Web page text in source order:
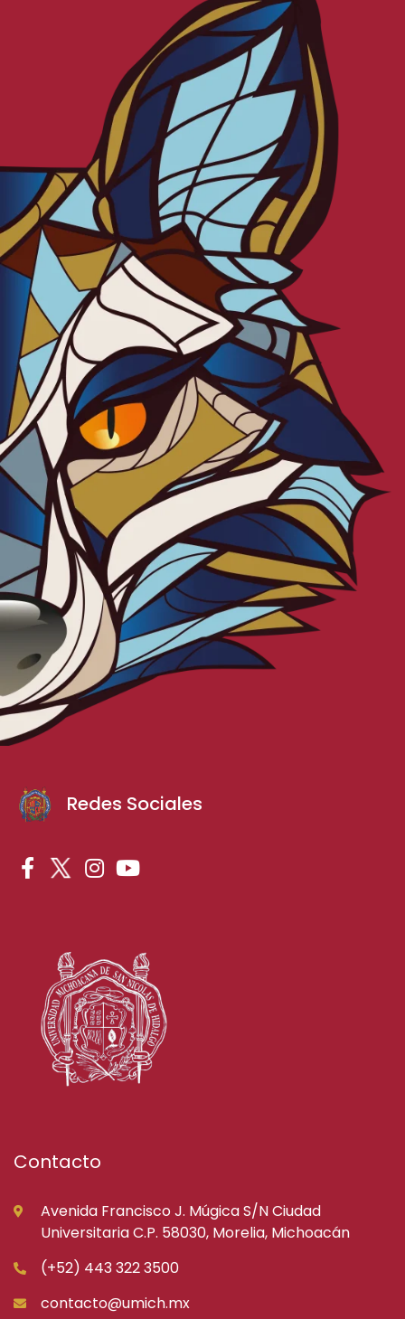
Redes Sociales
Contacto
Avenida Francisco J. Múgica S/N Ciudad
Universitaria C.P. 58030, Morelia, Michoacán
(+52) 443 322 3500
contacto@umich.mx